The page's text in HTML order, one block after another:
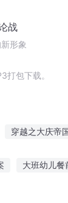
战
形象
包下载。
穿越之大庆帝
大班幼儿餐